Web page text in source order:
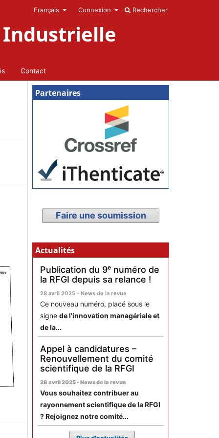
Industrielle
Contact
Rechercher
Français Connexion
Partenaires
Faire une soumission
Actualités
Publication du 9ᵉ numéro de
la RFGI depuis sa relance !
28 avril 2025 - News de la revue
Ce nouveau numéro, placé sous le
signe de l'innovation managériale et
de la...
Appel à candidatures –
Renouvellement du comité
scientifique de la RFGI
28 avril 2025 - News de la revue
Vous souhaitez contribuer au
rayonnement scientifique de la RFGI
? Rejoignez notre comité...